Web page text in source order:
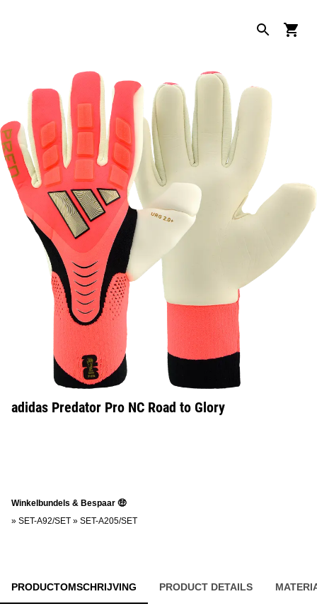
adidas Predator Pro NC Road to Glory
Winkelbundels & Bespaar 🤑
» SET-A92/SET » SET-A205/SET
PRODUCTOMSCHRIJVING PRODUCT DETAILS